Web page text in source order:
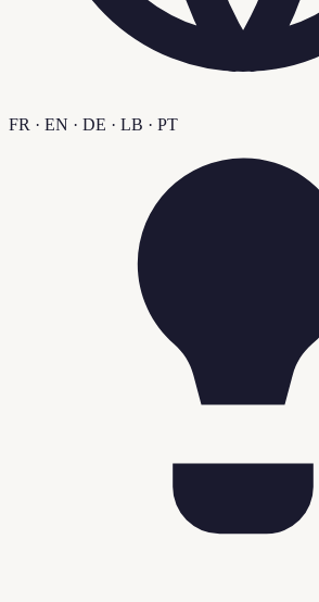
FR · EN · DE · LB · PT